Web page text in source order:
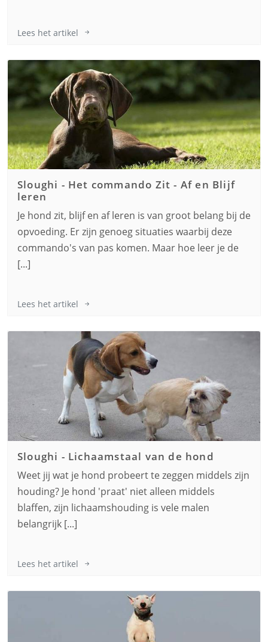
Lees het artikel
Sloughi - Het commando Zit - Af en Blijf
leren
Je hond zit, blijf en af leren is van groot belang bij de
opvoeding. Er zijn genoeg situaties waarbij deze
commando's van pas komen. Maar hoe leer je de
[...]
Lees het artikel
Sloughi - Lichaamstaal van de hond
Weet jij wat je hond probeert te zeggen middels zijn
houding? Je hond 'praat' niet alleen middels
blaffen, zijn lichaamshouding is vele malen
belangrijk [...]
Lees het artikel